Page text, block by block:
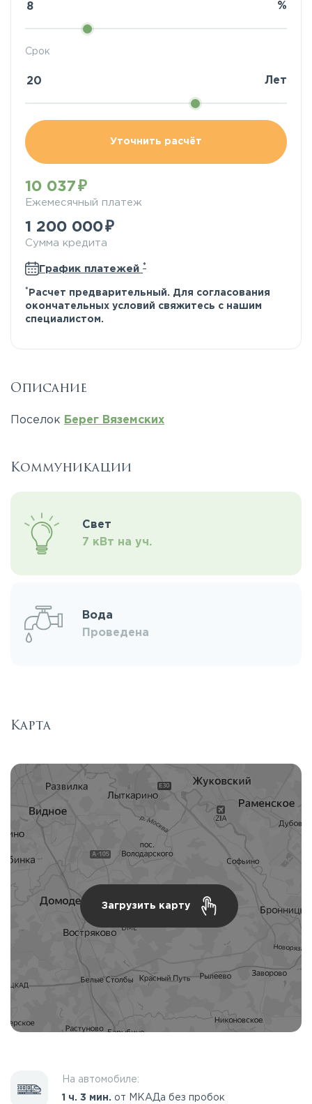
%
Срок
Лет
Уточнить расчёт
10 037
Ежемесячный платеж
1 200 000
Сумма кредита
График платежей *
* Расчет предварительный. Для согласования
окончательных условий свяжитесь с нашим
специалистом.
Описание
Поселок Берег Вяземских
Коммуникации
Свет
7 кВт на уч.
Вода
Проведена
Карта
Загрузить карту
На автомобиле:
1 ч. 3 мин. от МКАДа без пробок